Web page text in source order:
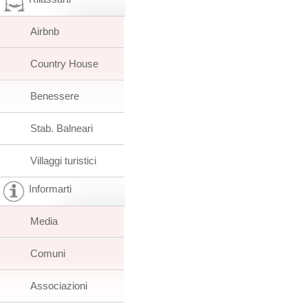
Airbnb
Country House
Benessere
Stab. Balneari
Villaggi turistici
Informarti
Media
Comuni
Associazioni